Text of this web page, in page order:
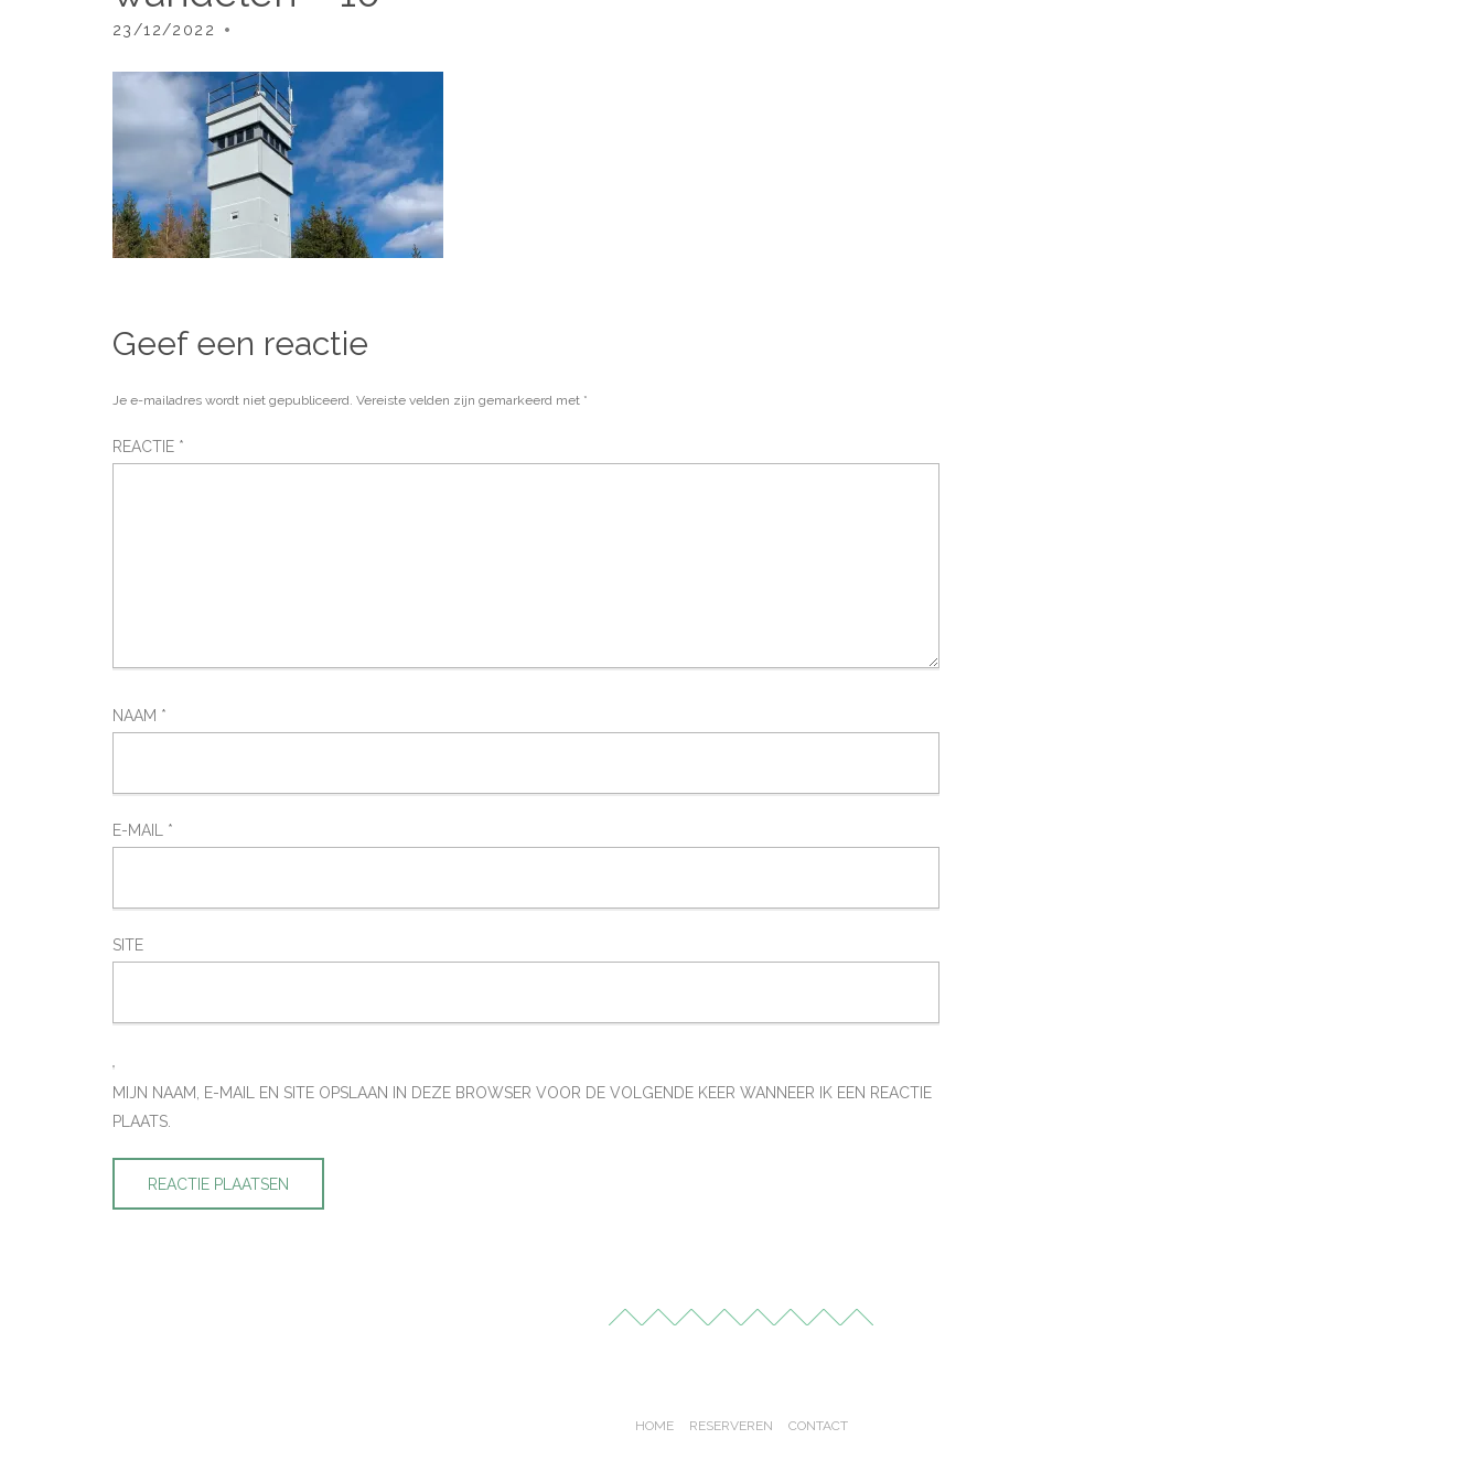
23/12/2022
Geef een reactie
Je e-mailadres wordt niet gepubliceerd. Vereiste velden zijn gemarkeerd met *
REACTIE *
NAAM *
E-MAIL *
SITE
MIJN NAAM, E-MAIL EN SITE OPSLAAN IN DEZE BROWSER VOOR DE VOLGENDE KEER WANNEER IK EEN REACTIE
PLAATS.
HOME RESERVEREN CONTACT